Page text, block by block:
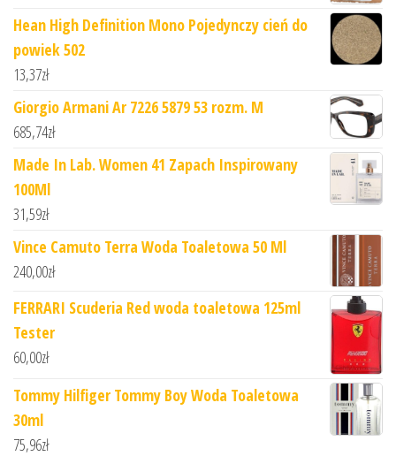
Hean High Definition Mono Pojedynczy cień do
powiek 502
13,37zł
Giorgio Armani Ar 7226 5879 53 rozm. M
685,74zł
Made In Lab. Women 41 Zapach Inspirowany
100Ml
31,59zł
Vince Camuto Terra Woda Toaletowa 50 Ml
240,00zł
FERRARI Scuderia Red woda toaletowa 125ml
Tester
60,00zł
Tommy Hilfiger Tommy Boy Woda Toaletowa
30ml
75,96zł